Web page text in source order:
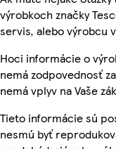
výrobkoch značky
servis, alebo výrobcu
Hoci informácie o
nemá zodpovednosť
nemá vplyv na Vaše
Tieto informácie sú
nesmú byť